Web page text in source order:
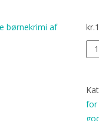
kr.
for